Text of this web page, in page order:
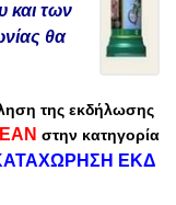
και των
θα
της εκδήλωσης
στην κατηγορία
ΕΚΔ